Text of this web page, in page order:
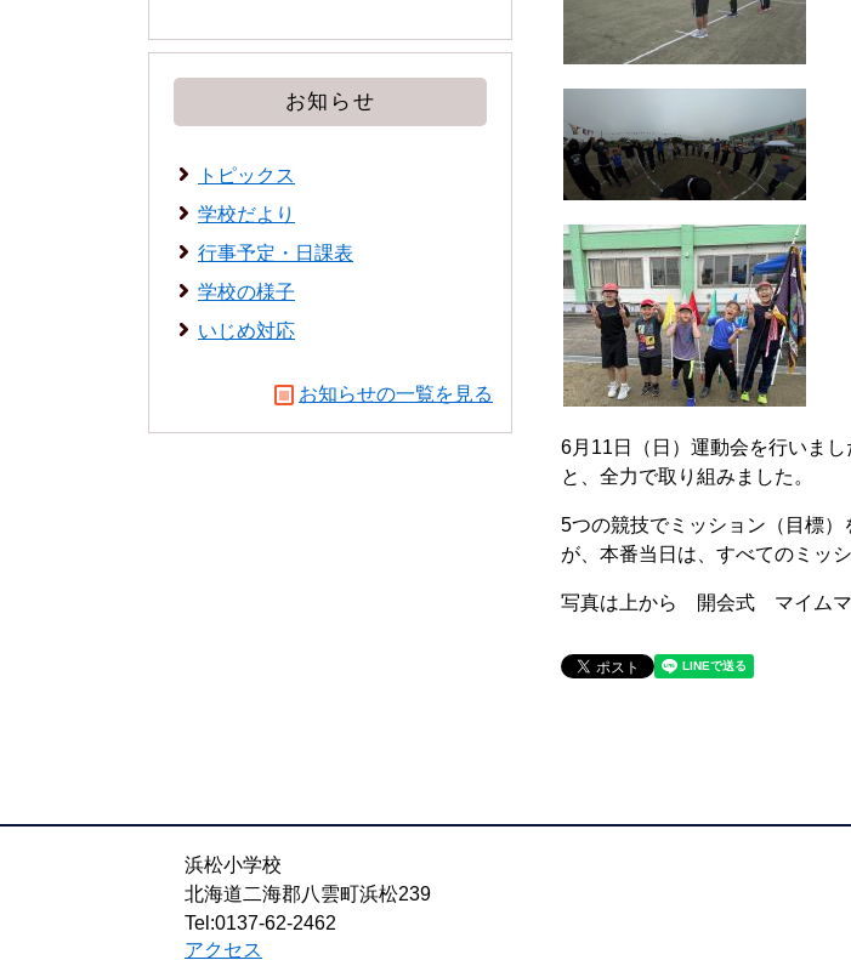
6月11日（日）運動会を行いま
と、全力で取り組みました。
5つの競技でミッション（目標
が、本番当日は、すべてのミッ
写真は上から 開会式 マイム
お知らせ
トピックス
学校だより
行事予定・日課表
学校の様子
いじめ対応
お知らせの一覧を見る
浜松小学校
北海道二海郡八雲町浜松239
Tel:0137-62-2462
アクセス